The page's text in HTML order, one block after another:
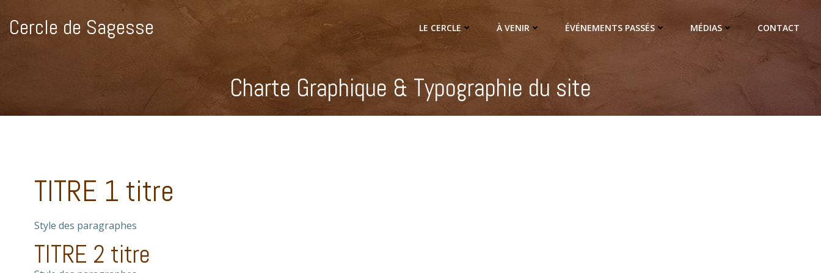
contenu
Cercle de Sagesse LE CERCLE À VENIR ÉVÉNEMENTS PASSÉS MÉDIAS CONTACT
Charte Graphique & Typographie du site
TITRE 1 titre
Style des paragraphes
TITRE 2 titre